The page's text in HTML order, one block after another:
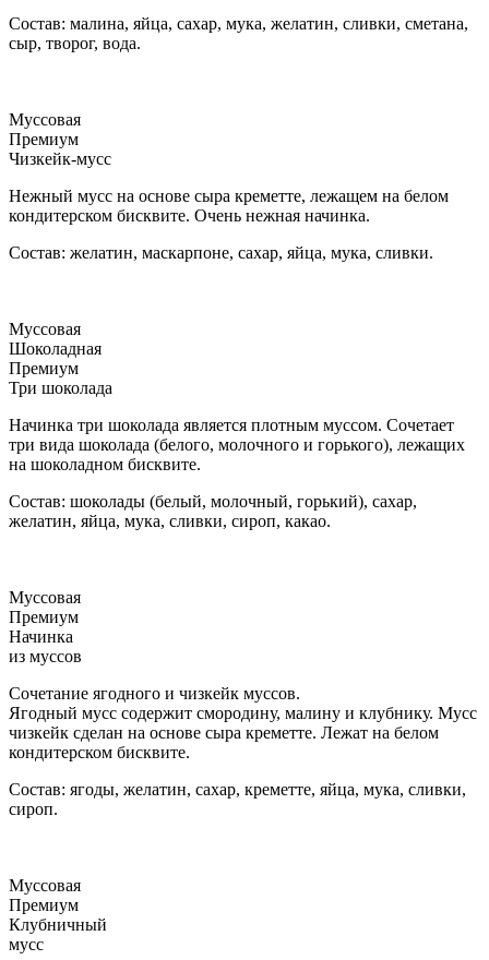
Состав: малина, яйца, сахар, мука, желатин, сливки, сметана,
сыр, творог, вода.
Муссовая
Премиум
Чизкейк-мусс
Нежный мусс на основе сыра креметте, лежащем на белом
кондитерском бисквите. Очень нежная начинка.
Состав: желатин, маскарпоне, сахар, яйца, мука, сливки.
Муссовая
Шоколадная
Премиум
Три шоколада
Начинка три шоколада является плотным муссом. Сочетает
три вида шоколада (белого, молочного и горького), лежащих
на шоколадном бисквите.
Состав: шоколады (белый, молочный, горький), сахар,
желатин, яйца, мука, сливки, сироп, какао.
Муссовая
Премиум
Начинка
из муссов
Сочетание ягодного и чизкейк муссов.
Ягодный мусс содержит смородину, малину и клубнику. Мусс
чизкейк сделан на основе сыра креметте. Лежат на белом
кондитерском бисквите.
Состав: ягоды, желатин, сахар, креметте, яйца, мука, сливки,
сироп.
Муссовая
Премиум
Клубничный
мусс